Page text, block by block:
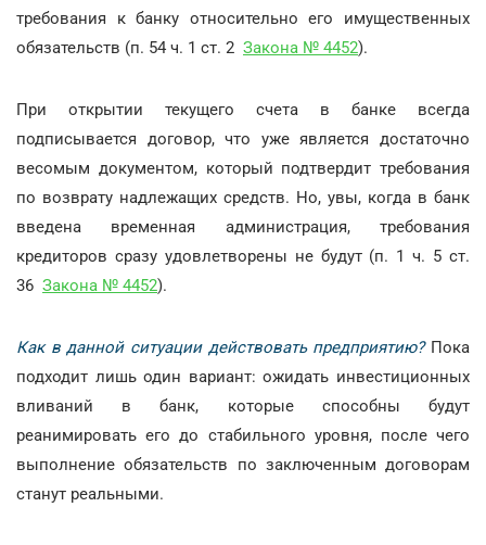
требования к банку относительно его имущественных
обязательств (п. 54 ч. 1 ст. 2 Закона № 4452).
При открытии текущего счета в банке всегда
подписывается договор, что уже является достаточно
весомым документом, который подтвердит требования
по возврату надлежащих средств. Но, увы, когда в банк
введена временная администрация, требования
кредиторов сразу удовлетворены не будут (п. 1 ч. 5 ст.
36 Закона № 4452).
Как в данной ситуации действовать предприятию?Пока
подходит лишь один вариант: ожидать инвестиционных
вливаний в банк, которые способны будут
реанимировать его до стабильного уровня, после чего
выполнение обязательств по заключенным договорам
станут реальными.